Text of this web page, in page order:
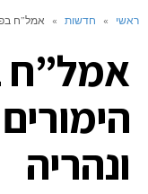
ראשי » חדשות » אמל”ח
אמל”ח
ונהריה